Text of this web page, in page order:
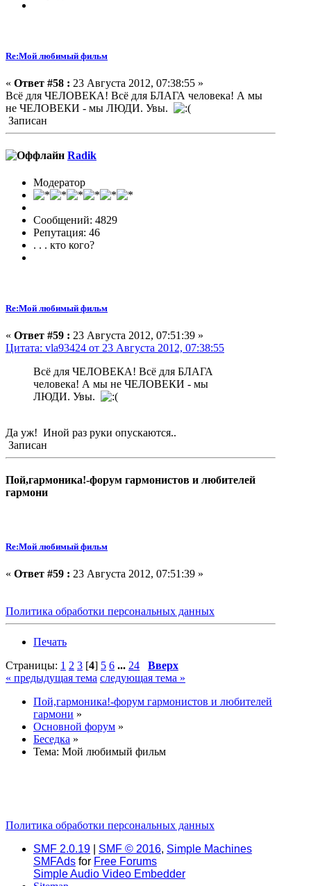
Re:Мой любимый фильм
« Ответ #58 : 23 Августа 2012, 07:38:55 »
Всё для ЧЕЛОВЕКА! Всё для БЛАГА человека! А мы
не ЧЕЛОВЕКИ - мы ЛЮДИ. Увы.
Записан
Radik
Модератор
Сообщений: 4829
Репутация: 46
. . . кто кого?
Re:Мой любимый фильм
« Ответ #59 : 23 Августа 2012, 07:51:39 »
Цитата: vla93424 от 23 Августа 2012, 07:38:55
Всё для ЧЕЛОВЕКА! Всё для БЛАГА
человека! А мы не ЧЕЛОВЕКИ - мы
ЛЮДИ. Увы.
Да уж! Иной раз руки опускаются..
Записан
Пой,гармоника!-форум гармонистов и любителей
гармони
Re:Мой любимый фильм
« Ответ #59 : 23 Августа 2012, 07:51:39 »
Политика обработки персональных данных
Печать
Страницы: 1 2 3 [4] 5 6 ... 24
Вверх
« предыдущая тема следующая тема »
Пой,гармоника!-форум гармонистов и любителей
гармони »
Основной форум »
Беседка »
Тема: Мой любимый фильм
Политика обработки персональных данных
SMF 2.0.19
SMF © 2016, Simple Machines
SMFAds for Free Forums
Simple Audio Video Embedder